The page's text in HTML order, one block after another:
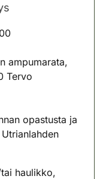
ampumarata,
Tervo
opastusta ja
haulikko,